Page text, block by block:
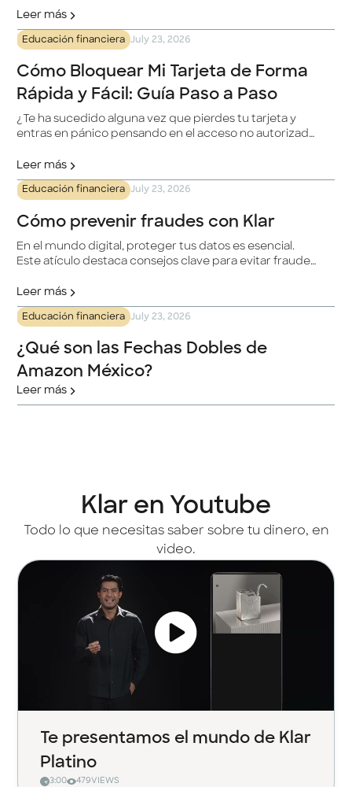
beneficio adicional.
Leer más
Educación financiera July 23, 2026
Cómo Bloquear Mi Tarjeta de Forma
Rápida y Fácil: Guía Paso a Paso
¿Te ha sucedido alguna vez que pierdes tu tarjeta y
entras en pánico pensando en el acceso no autorizado
ayudarte. En este artículo, te ofrecemos una guía paso
a paso sobre cómo bloquear tu tarjeta de forma rápida
y sencilla.
Leer más
Educación financiera July 23, 2026
Cómo prevenir fraudes con Klar
En el mundo digital, proteger tus datos es esencial.
Este atículo destaca consejos clave para evitar fraudes
hasta usar tarjetas digitales de un solo uso. Se enfatiza
la importancia de no compartir información
confidencial, verificar comunicaciones y evitar enlaces
Leer más
Educación financiera July 23, 2026
¿Qué son las Fechas Dobles de
Amazon México?
Leer más
Klar en Youtube
Todo lo que necesitas saber sobre tu dinero, en
video.
Te presentamos el mundo de Klar
Platino
3:00 479VIEWS